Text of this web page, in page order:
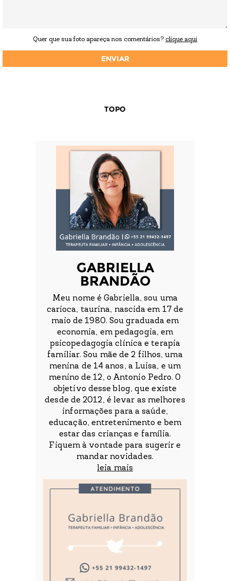
Quer que sua foto apareça nos comentários? clique aqui
TOPO
GABRIELLA
BRANDÃO
Meu nome é Gabriella, sou uma
carioca, taurina, nascida em 17 de
maio de 1980. Sou graduada em
economia, em pedagogia, em
psicopedagogia clínica e terapia
familiar. Sou mãe de 2 filhos, uma
menina de 14 anos, a Luisa, e um
menino de 12, o Antonio Pedro. O
objetivo desse blog, que existe
desde de 2012, é levar as melhores
informações para a saúde,
educação, entretenimento e bem
estar das crianças e família.
Fiquem à vontade para sugerir e
mandar novidades.
leia mais